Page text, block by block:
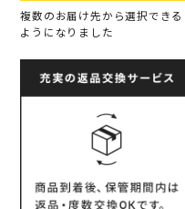
複数のお届け先から選択できる
ようになりました